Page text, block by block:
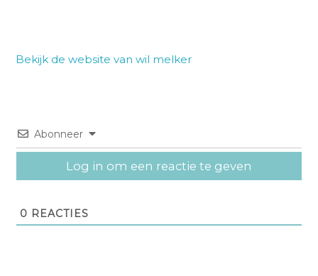
Bekijk de website van wil melker
Abonneer
Log in om een reactie te geven
0 REACTIES